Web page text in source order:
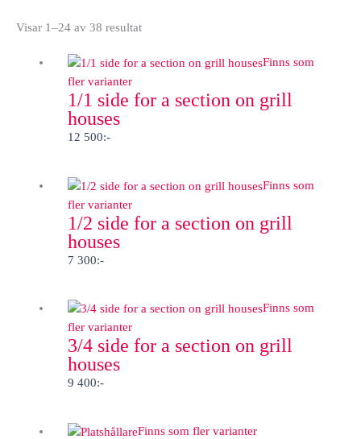
Visar 1–24 av 38 resultat
Finns som
fler varianter
1/1 side for a section on grill
houses
12 500:-
Finns som
fler varianter
1/2 side for a section on grill
houses
7 300:-
Finns som
fler varianter
3/4 side for a section on grill
houses
9 400:-
Finns som fler varianter
Prisintervall: